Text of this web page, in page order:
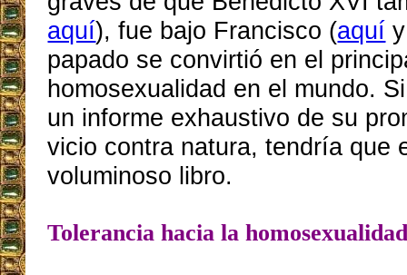
aquí), fue bajo Francisco (aquí
papado se convirtió en el
homosexualidad en el mundo.
un informe exhaustivo de su
vicio contra natura, tendría que
voluminoso libro.
Tolerancia hacia la